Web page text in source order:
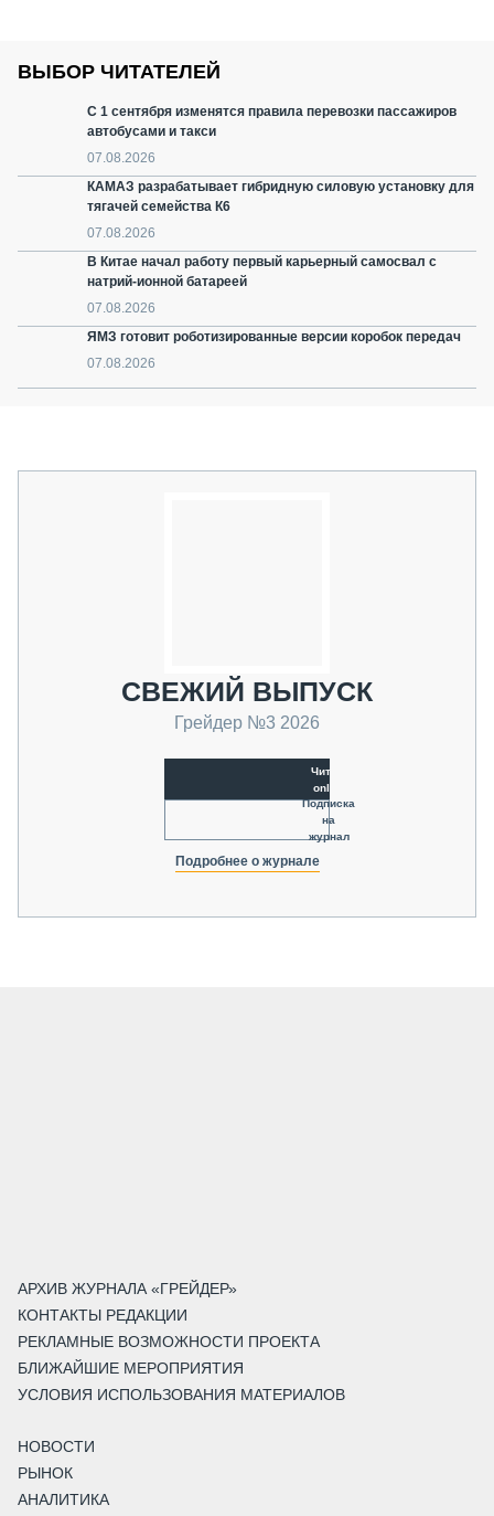
ВЫБОР ЧИТАТЕЛЕЙ
С 1 сентября изменятся правила перевозки пассажиров
автобусами и такси
07.08.2026
КАМАЗ разрабатывает гибридную силовую установку для
тягачей семейства К6
07.08.2026
В Китае начал работу первый карьерный самосвал с
натрий-ионной батареей
07.08.2026
ЯМЗ готовит роботизированные версии коробок передач
07.08.2026
СВЕЖИЙ ВЫПУСК
Грейдер №3 2026
Читать
online
Подписка
на
журнал
Подробнее о журнале
АРХИВ ЖУРНАЛА «ГРЕЙДЕР»
КОНТАКТЫ РЕДАКЦИИ
РЕКЛАМНЫЕ ВОЗМОЖНОСТИ ПРОЕКТА
БЛИЖАЙШИЕ МЕРОПРИЯТИЯ
УСЛОВИЯ ИСПОЛЬЗОВАНИЯ МАТЕРИАЛОВ
НОВОСТИ
РЫНОК
АНАЛИТИКА